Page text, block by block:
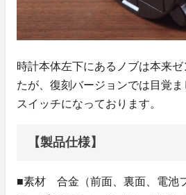
時計本体左下にあるノブは本来
たが、復刻バージョンでは目覚
スイッチになっております。
【製品仕様】
■素材 合金（前面、裏面、電池